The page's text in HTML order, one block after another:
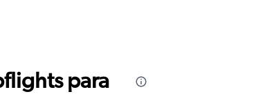
para